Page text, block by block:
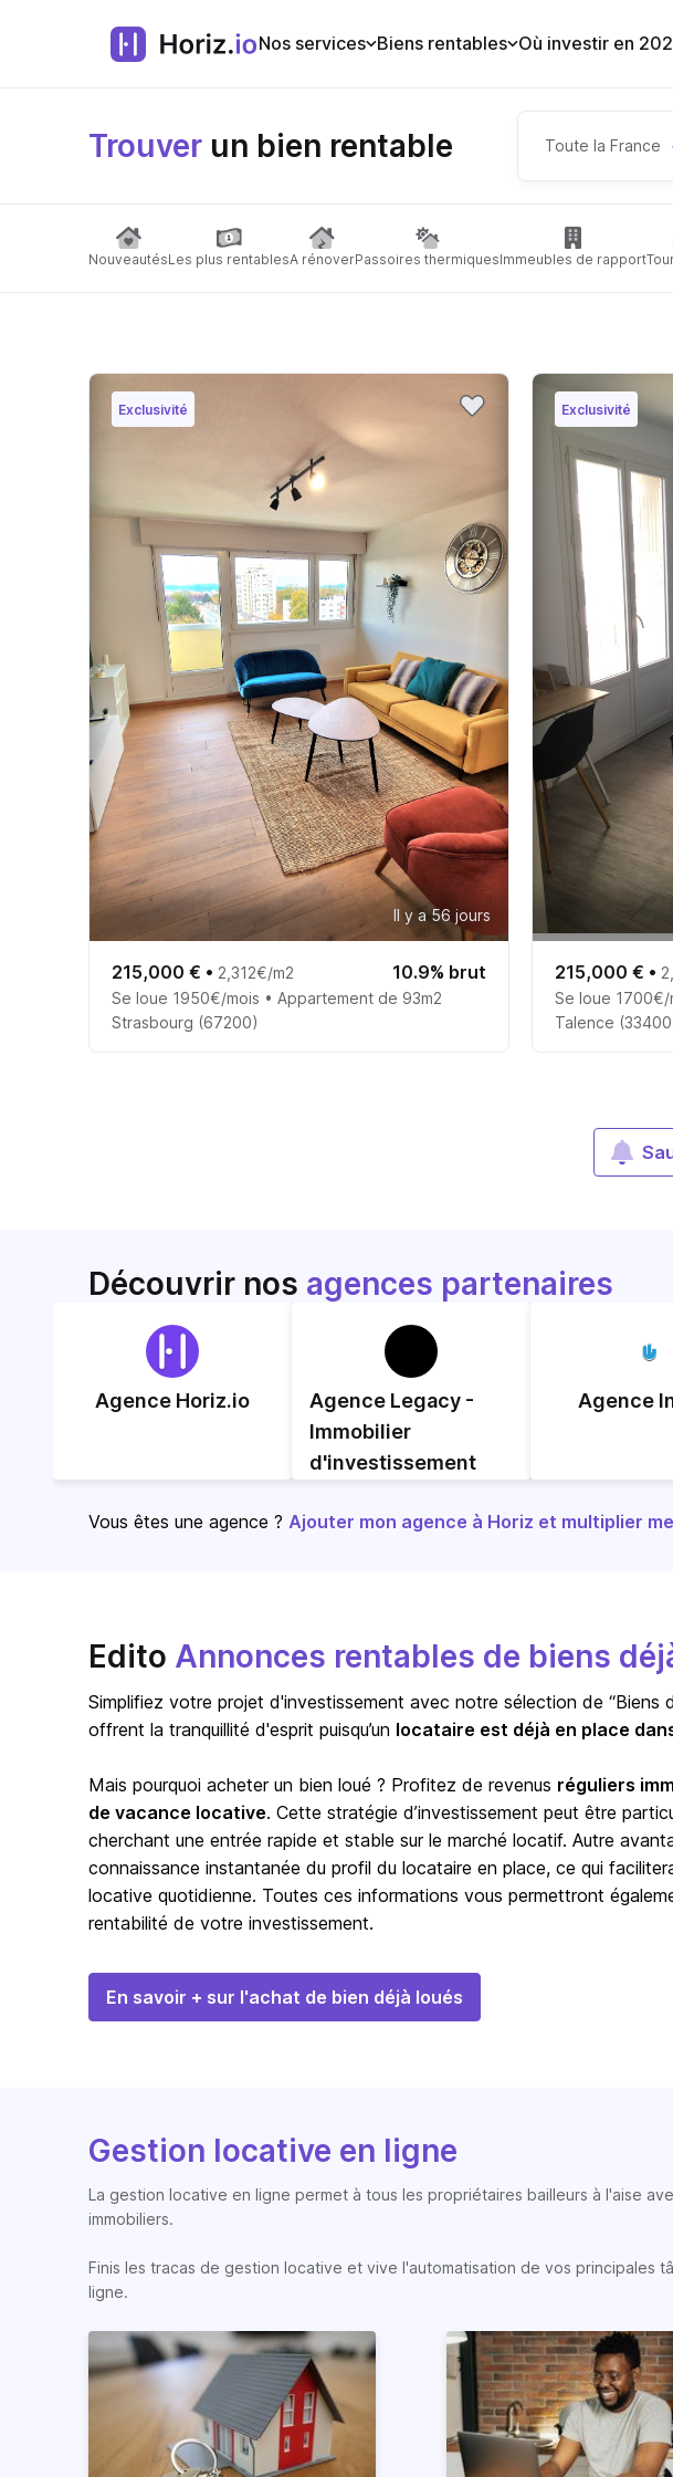
Nos services Biens rentables Où investir en
Trouver un bien rentable Toute la France
NouveautésLes plus rentablesA rénoverPassoires thermiquesImmeubles de rapport
Exclusivité
Il y a 56 jours
215,000 € • 2,312€/m2 10.9% brut
Se loue 1950€/mois • Appartement de 93m2
Strasbourg (67200)
Exclusivité
215,000 € •
Se loue 1700€/
Talence
Découvrir nos agences partenaires
Agence Horiz.io
Agence Legacy -
Immobilier
d'investissement
Agence
Vous êtes une agence ? Ajouter mon agence à Horiz et multiplier
Edito Annonces rentables de biens
Simplifiez votre projet d'investissement avec notre sélection de “Biens
offrent la tranquillité d'esprit puisqu’un locataire est déjà en place
Mais pourquoi acheter un bien loué ? Profitez de revenus réguliers
de vacance locative. Cette stratégie d’investissement peut être
cherchant une entrée rapide et stable sur le marché locatif. Autre
connaissance instantanée du profil du locataire en place, ce qui
locative quotidienne. Toutes ces informations vous permettront
rentabilité de votre investissement.
En savoir + sur l'achat de bien déjà loués
Gestion locative en ligne
La gestion locative en ligne permet à tous les propriétaires bailleurs à l'aise
immobiliers.
Finis les tracas de gestion locative et vive l'automatisation de vos principales
ligne.